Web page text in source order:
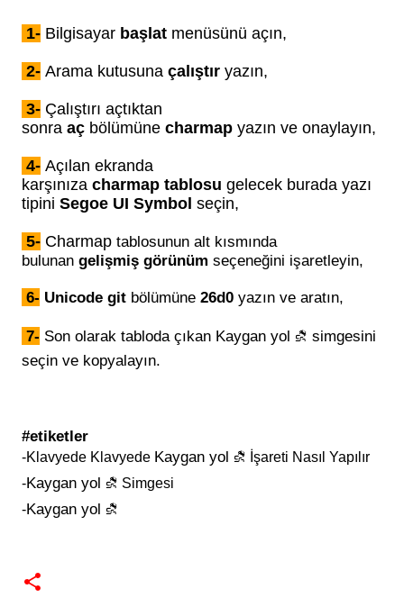
1- Bilgisayar başlat menüsünü açın,
2- Arama kutusuna çalıştır yazın,
3- Çalıştırı açtıktan
sonra aç bölümüne charmap yazın ve onaylayın,
4- Açılan ekranda
karşınıza charmap tablosu gelecek burada yazı
tipini Segoe UI Symbol seçin,
5- Charmap tablosunun alt kısmında
bulunan gelişmiş görünüm seçeneğini işaretleyin,
6- Unicode git bölümüne 26d0 yazın ve aratın,
7- Son olarak tabloda çıkan Kaygan yol ⛐ simgesini
seçin ve kopyalayın.
#etiketler
-Klavyede Klavyede Kaygan yol ⛐ İşareti Nasıl Yapılır
-Kaygan yol ⛐ Simgesi
-Kaygan yol ⛐